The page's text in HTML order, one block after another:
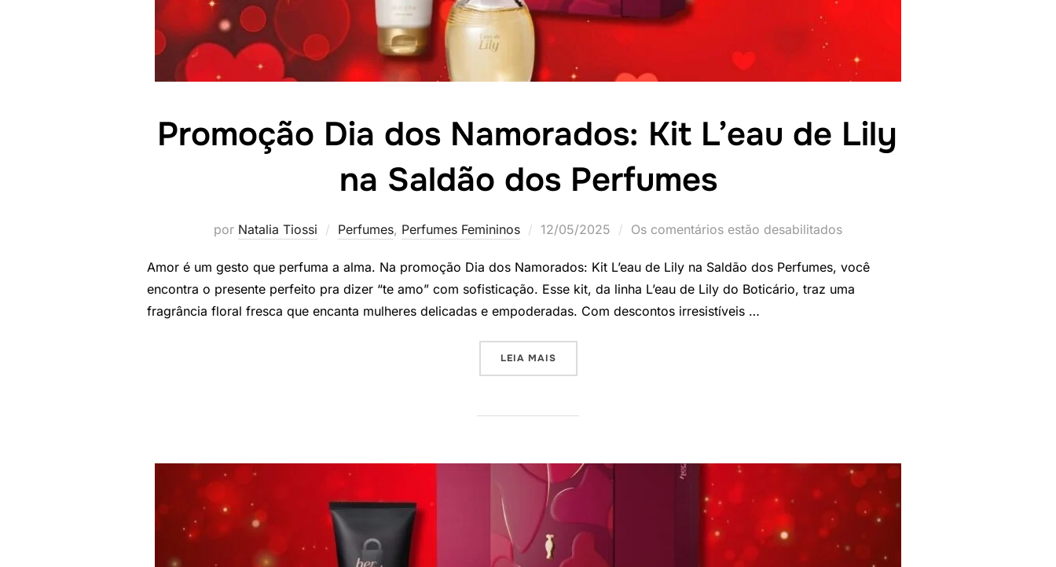
Promoção Dia dos Namorados: Kit L’eau de Lily
na Saldão dos Perfumes
por Natalia Tiossi Perfumes, Perfumes Femininos
Postado
12/05/2025 Os comentários estão desabilitados
Amor é um gesto que perfuma a alma. Na promoção Dia dos Namorados: Kit L’eau de Lily na Saldão dos Perfumes, você
encontra o presente perfeito pra dizer “te amo” com sofisticação. Esse kit, da linha L’eau de Lily do Boticário, traz uma
fragrância floral fresca que encanta mulheres delicadas e empoderadas. Com descontos irresistíveis …
LEIA MAIS“PROMOÇÃO DIA DOS NAMORADOS: KIT L’EAU DE LILY NA SALDÃO DOS PERFUMES”